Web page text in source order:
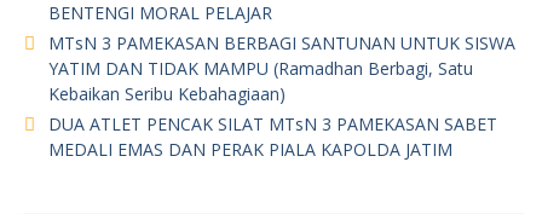
BENTENGI MORAL PELAJAR
MTsN 3 PAMEKASAN BERBAGI SANTUNAN UNTUK SISWA
YATIM DAN TIDAK MAMPU (Ramadhan Berbagi, Satu
Kebaikan Seribu Kebahagiaan)
DUA ATLET PENCAK SILAT MTsN 3 PAMEKASAN SABET
MEDALI EMAS DAN PERAK PIALA KAPOLDA JATIM